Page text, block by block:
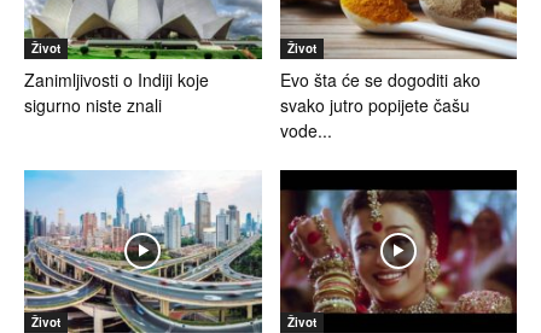
Život
Zanimljivosti o Indiji koje
sigurno niste znali
Život
Evo šta će se dogoditi ako
svako jutro popijete čašu
vode...
Život Život